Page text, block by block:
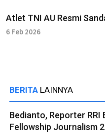
Atlet TNI AU Resmi
6 Feb 2026
BERITA LAINNYA
Bedianto, Reporter RRI
Fellowship Journalism